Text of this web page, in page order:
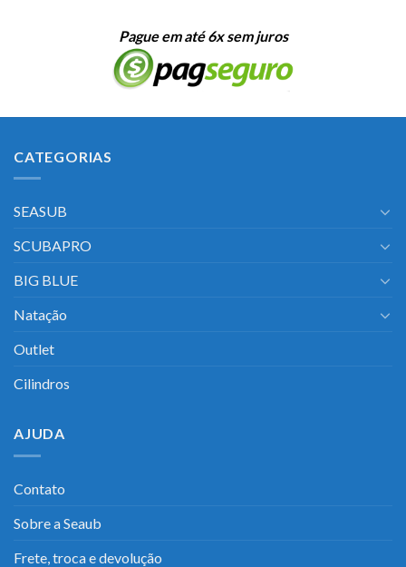
Pague em até 6x sem juros
CATEGORIAS
SEASUB
SCUBAPRO
BIG BLUE
Natação
Outlet
Cilindros
AJUDA
Contato
Sobre a Seaub
Frete, troca e devolução